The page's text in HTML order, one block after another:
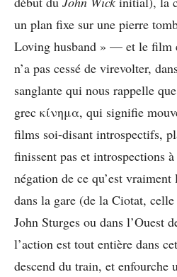
un plan fixe sur une pierre
Loving husband » — et le film
n’a pas cessé de virevolter,
sanglante qui nous rappelle
grec κίνημα, qui signifie
films soi-disant introspectifs,
finissent pas et introspections
négation de ce qu’est
dans la gare (de la Ciotat,
John Sturges ou dans l’Ouest
l’action est tout entière dans
descend du train, et